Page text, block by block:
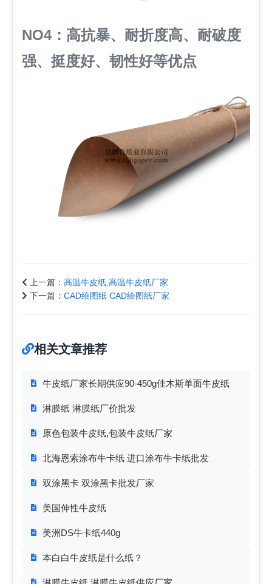
NO4：高抗暴、耐折度高、耐破度
强、挺度好、韧性好等优点
上一篇： 高温牛皮纸,高温牛皮纸厂家
下一篇： CAD绘图纸 CAD绘图纸厂家
相关文章推荐
牛皮纸厂家长期供应90-450g佳木斯单面牛皮纸
淋膜纸 淋膜纸厂价批发
原色包装牛皮纸,包装牛皮纸厂家
北海恩索涂布牛卡纸 进口涂布牛卡纸批发
双涂黑卡 双涂黑卡批发厂家
美国伸性牛皮纸
美洲DS牛卡纸440g
本白白牛皮纸是什么纸？